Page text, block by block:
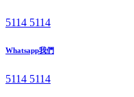
5114 5114
Whatsapp我們
5114 5114